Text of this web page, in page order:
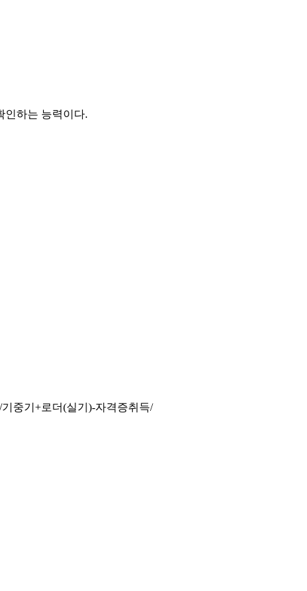
인하는 능력이다.
기중기+로더(실기)-자격증취득